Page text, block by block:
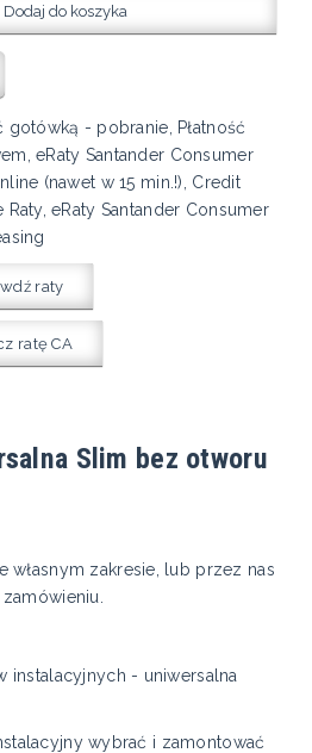
Dodaj do koszyka
gotówką - pobranie, Płatność
eRaty Santander Consumer
(nawet w 15 min.!), Credit
eRaty Santander Consumer
raty
ratę CA
Slim bez otworu
własnym zakresie, lub przez nas
instalacyjnych - uniwersalna
wybrać i zamontować